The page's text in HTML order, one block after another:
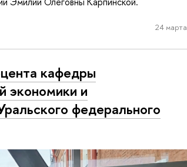
24 марта
кафедры
экономики и
федерального